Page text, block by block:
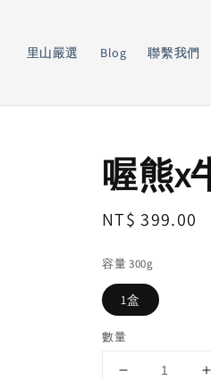
里山嚴選 Blog 聯繫我們
喔熊x
Regular
NT$ 399.00
容量 300g
1盒
數量